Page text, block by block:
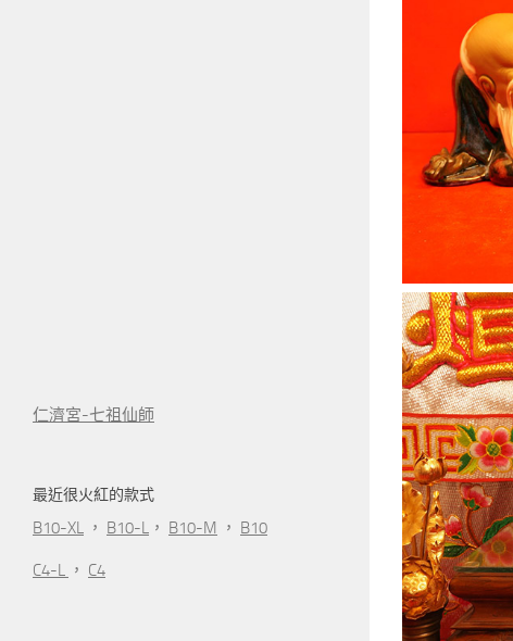
仁濟宮-七祖仙師
最近很火紅的款式
B10-XL ， B10-L ， B10-M ， B10
C4-L ， C4